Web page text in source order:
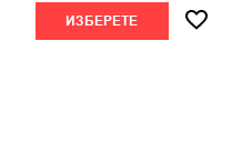
ИЗБЕРЕТЕ